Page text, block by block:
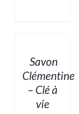
DÉTAILSSavon
Clémentine
– Clé à
vie